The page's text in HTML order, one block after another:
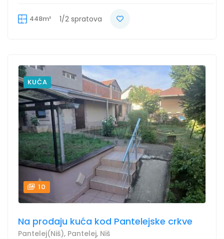
448m² 1/2 spratova
KUĆA
10
Na prodaju kuća kod Pantelejske crkve
Pantelej(Niš), Pantelej, Niš